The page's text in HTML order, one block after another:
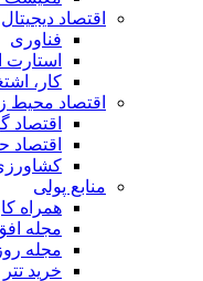
اقتصاد دیجیتال
فناوری
استارت
کار،
اقتصاد
اقتصاد
منابع پولی
همراه
مجله
مجله
خرید تتر